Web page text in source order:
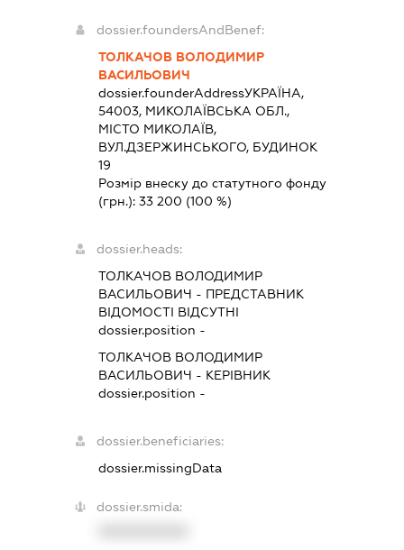
dossier.foundersAndBenef:
ТОЛКАЧОВ ВОЛОДИМИР
ВАСИЛЬОВИЧ
dossier.founderAddressУКРАЇНА,
54003, МИКОЛАЇВСЬКА ОБЛ.,
МІСТО МИКОЛАЇВ,
ВУЛ.ДЗЕРЖИНСЬКОГО, БУДИНОК
19
Розмір внеску до статутного фонду
(грн.): 33 200 (100 %)
dossier.heads:
ТОЛКАЧОВ ВОЛОДИМИР
ВАСИЛЬОВИЧ - ПРЕДСТАВНИК
ВІДОМОСТІ ВІДСУТНІ
dossier.position -
ТОЛКАЧОВ ВОЛОДИМИР
ВАСИЛЬОВИЧ - КЕРІВНИК
dossier.position -
dossier.beneficiaries:
dossier.missingData
dossier.smida: